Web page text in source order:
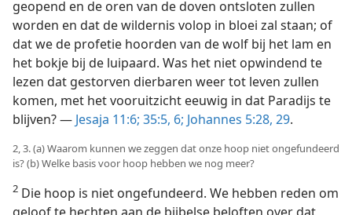
geopend en de oren van de doven ontsloten zullen
worden en dat de wildernis volop in bloei zal staan; of
dat we de profetie hoorden van de wolf bij het lam en
het bokje bij de luipaard. Was het niet opwindend te
lezen dat gestorven dierbaren weer tot leven zullen
komen, met het vooruitzicht eeuwig in dat Paradijs te
blijven? — Jesaja 11:6; 35:5, 6; Johannes 5:28, 29.
2, 3. (a) Waarom kunnen we zeggen dat onze hoop niet ongefundeerd
is? (b) Welke basis voor hoop hebben we nog meer?
2 Die hoop is niet ongefundeerd. We hebben reden om
geloof te hechten aan de bijbelse beloften over dat